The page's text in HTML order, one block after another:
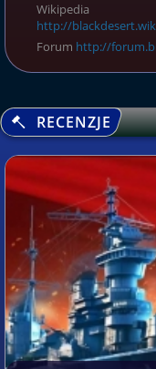
Wikipedia
http://
Forum http://
RECENZJE